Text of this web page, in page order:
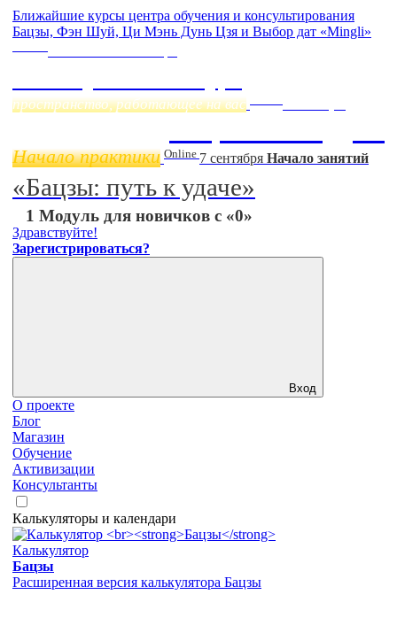
Ближайшие курсы центра обучения и консультирования
Бацзы, Фэн Шуй, Ци Мэнь Дунь Цзя и Выбор дат «Mingli»
пространство, работающее на вас
Начало практики Online 7 сентября Начало занятий
«Бацзы: путь к удаче»
1 Модуль для новичков с «0»
Здравствуйте!
Зарегистрироваться?
Вход
О проекте
Блог
Магазин
Обучение
Активизации
Консультанты
Калькуляторы и календари
Калькулятор
Бацзы
Расширенная версия калькулятора Бацзы